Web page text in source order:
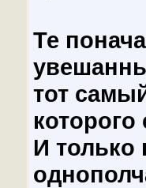
Те
тот
И только